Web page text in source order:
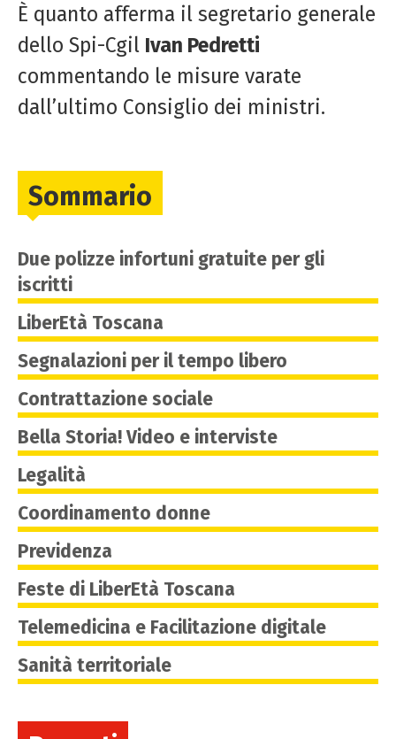
È quanto afferma il segretario generale
dello Spi-Cgil Ivan Pedretti
commentando le misure varate
dall’ultimo Consiglio dei ministri.
Sommario
Due polizze infortuni gratuite per gli
iscritti
LiberEtà Toscana
Segnalazioni per il tempo libero
Contrattazione sociale
Bella Storia! Video e interviste
Legalità
Coordinamento donne
Previdenza
Feste di LiberEtà Toscana
Telemedicina e Facilitazione digitale
Sanità territoriale